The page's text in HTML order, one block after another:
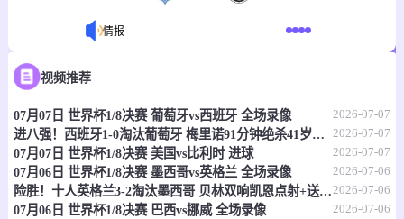
情报
欧冠杯
维京古 0 - 0 吉奥里
情报
世界杯 07-08 04:00 即将开始
视频推荐
07月07日 世界杯1/8决赛 葡萄牙vs西班牙 全场录像 2026-07-07
进八强！西班牙1-0淘汰葡萄牙 梅里诺91分钟绝杀41岁C罗最后一舞 2026-07-07
07月07日 世界杯1/8决赛 美国vs比利时 进球 2026-07-07
07月06日 世界杯1/8决赛 墨西哥vs英格兰 全场录像 2026-07-06
险胜！十人英格兰3-2淘汰墨西哥 贝林双响凯恩点射+送点宽萨直红 2026-07-06
07月06日 世界杯1/8决赛 巴西vs挪威 全场录像 2026-07-06